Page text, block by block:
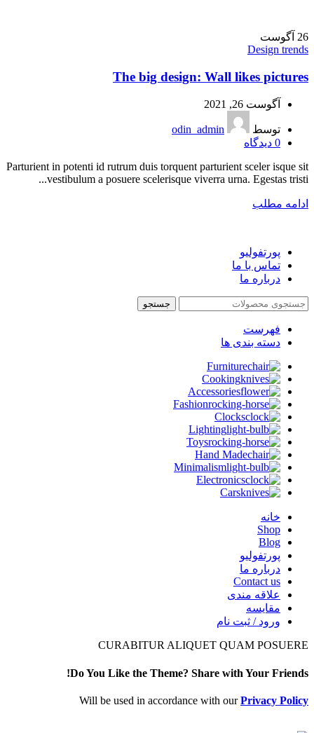
26 آگوست
Design trends
The big design: Wall likes pictures
آگوست 26, 2021
توسط
odin_admin
0 دیدگاه
Parturient in potenti id rutrum duis torquent parturient sceler isque sit
vestibulum a posuere scelerisque viverra urna. Egestas tristi...
ادامه مطلب
پورتفولیو
تماس با ما
درباره ما
جستجو
فهرست
دسته بندی ها
Furniture
Cooking
Accessories
Fashion
Clocks
Lighting
Toys
Hand Made
Minimalism
Electronics
Cars
خانه
Shop
Blog
پورتفولیو
درباره ما
Contact us
علاقه مندی
مقایسه
ورود / ثبت نام
CURABITUR ALIQUET QUAM POSUERE
Do You Like the Theme? Share with Your Friends!
Will be used in accordance with ourPrivacy Policy